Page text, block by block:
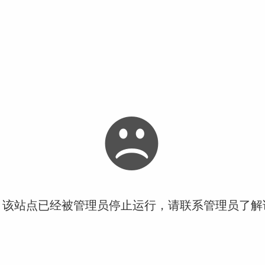
站点已经被管理员停止运行，请联系管理员了